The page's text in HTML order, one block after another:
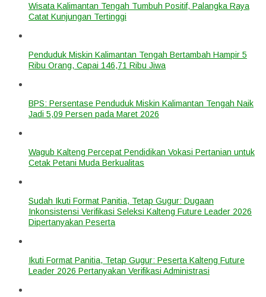
Wisata Kalimantan Tengah Tumbuh Positif, Palangka Raya
Catat Kunjungan Tertinggi
Penduduk Miskin Kalimantan Tengah Bertambah Hampir 5
Ribu Orang, Capai 146,71 Ribu Jiwa
BPS: Persentase Penduduk Miskin Kalimantan Tengah Naik
Jadi 5,09 Persen pada Maret 2026
Wagub Kalteng Percepat Pendidikan Vokasi Pertanian untuk
Cetak Petani Muda Berkualitas
Sudah Ikuti Format Panitia, Tetap Gugur: Dugaan
Inkonsistensi Verifikasi Seleksi Kalteng Future Leader 2026
Dipertanyakan Peserta
Ikuti Format Panitia, Tetap Gugur: Peserta Kalteng Future
Leader 2026 Pertanyakan Verifikasi Administrasi